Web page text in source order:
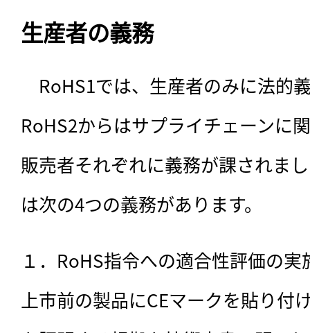
生産者の義務
RoHS1では、生産者のみに法的
RoHS2からはサプライチェーンに
販売者それぞれに義務が課されま
は次の4つの義務があります。
１．RoHS指令への適合性評価の
上市前の製品にCEマークを貼り付